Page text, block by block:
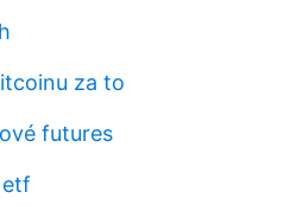
za to
futures